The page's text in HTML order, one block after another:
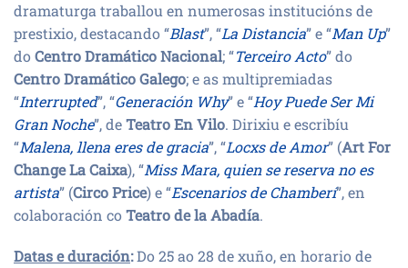
dramaturga traballou en numerosas institucións de
prestixio, destacando “Blast”, “La Distancia” e “Man Up”
do Centro Dramático Nacional; “Terceiro Acto” do
Centro Dramático Galego; e as multipremiadas
“Interrupted”, “Generación Why” e “Hoy Puede Ser Mi
Gran Noche”, deTeatro En Vilo. Dirixiu e escribíu
“Malena, llena eres de gracia”, “Locxs de Amor” (Art For
Change La Caixa), “Miss Mara, quien se reserva no es
artista” (Circo Price) e “Escenarios de Chamberí”, en
colaboración co Teatro de la Abadía.
Datas e duración:Do 25 ao 28 de xuño, en horario de